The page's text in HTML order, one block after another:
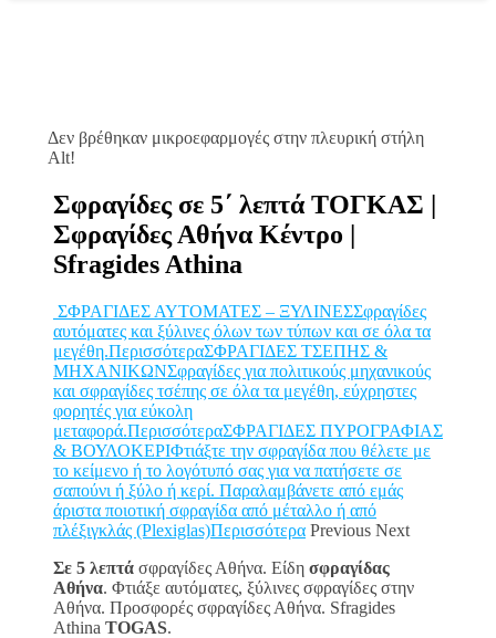
Δεν βρέθηκαν μικροεφαρμογές στην πλευρική στήλη
Alt!
Σφραγίδες σε 5΄ λεπτά ΤΟΓΚΑΣ |
Σφραγίδες Αθήνα Κέντρο |
Sfragides Athina
ΣΦΡΑΓΙΔΕΣ ΑΥΤΟΜΑΤΕΣ – ΞΥΛΙΝΕΣΣφραγίδες
αυτόματες και ξύλινες όλων των τύπων και σε όλα τα
μεγέθη.ΠερισσότεραΣΦΡΑΓΙΔΕΣ ΤΣΕΠΗΣ &
ΜΗΧΑΝΙΚΩΝΣφραγίδες για πολιτικούς μηχανικούς
και σφραγίδες τσέπης σε όλα τα μεγέθη, εύχρηστες
φορητές για εύκολη
μεταφορά.ΠερισσότεραΣΦΡΑΓΙΔΕΣ ΠΥΡΟΓΡΑΦΙΑΣ
& ΒΟΥΛΟΚΕΡΙΦτιάξτε την σφραγίδα που θέλετε με
το κείμενο ή το λογότυπό σας για να πατήσετε σε
σαπούνι ή ξύλο ή κερί. Παραλαμβάνετε από εμάς
άριστα ποιοτική σφραγίδα από μέταλλο ή από
πλέξιγκλάς (Plexiglas)Περισσότερα Previous Next
Σε 5 λεπτά σφραγίδες Αθήνα. Είδη σφραγίδας
Αθήνα. Φτιάξε αυτόματες, ξύλινες σφραγίδες στην
Αθήνα. Προσφορές σφραγίδες Αθήνα. Sfragides
Athina TOGAS.